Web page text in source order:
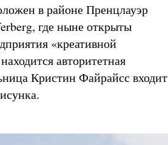
в районе Пренцлауэр
где ныне открыты
«креативной
авторитетная
Кристин Файрайсс входит